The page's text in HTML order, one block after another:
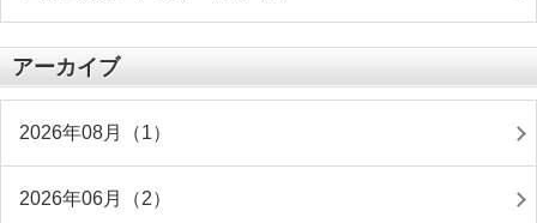
アーカイブ
2026年08月（1）
2026年06月（2）